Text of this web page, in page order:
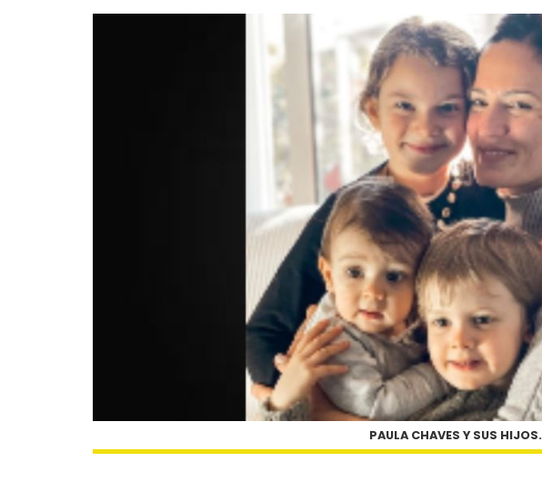
PAULA CHAVES Y SUS HIJOS.